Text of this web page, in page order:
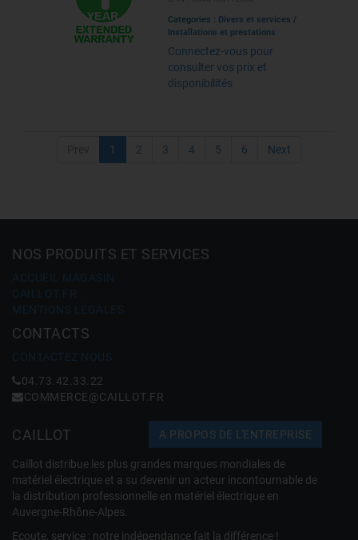
Categories : Divers et services /
Installations et prestations
Connectez-vous pour
consulter vos prix et
disponibilités
1 2 3 4 5 6 Next
NOS PRODUITS ET SERVICES
ACCUEIL MAGASIN
CAILLOT.FR
MENTIONS LÉGALES
CONTACTS
CONTACTEZ NOUS
04.73.42.33.22
COMMERCE@CAILLOT.FR
CAILLOT A PROPOS DE L'ENTREPRISE
Caillot distribue les plus grandes marques mondiales de
matériel électrique et a su devenir un acteur incontournable de
la distribution professionnelle en matériel électrique en
Auvergne-Rhône-Alpes.
Ecoute, service : notre indépendance fait la différence !